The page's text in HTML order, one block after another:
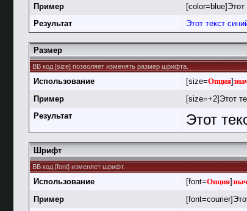
Пример
[color=blue]Этот
Результат
Этот текст
Размер
BB код [size] позволяет изменять размер шрифта.
Использование [size=Опция]
Пример
[size=+2]Этот
Результат
Этот
Шрифт
BB код [font] изменяет шрифт.
Использование [font=Опция]
Пример